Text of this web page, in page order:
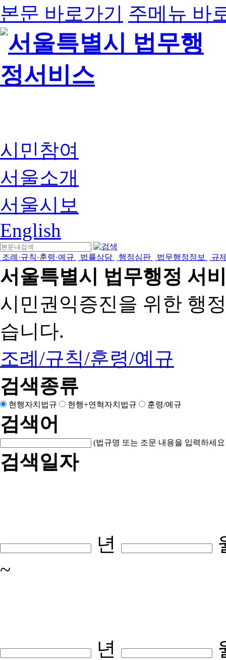
본문 바로가기 주메뉴 바
시민참여
서울소개
서울시보
English
조례·규칙·훈령·예규 법률상담 행정심판 법무행정정보 규
서울특별시 법무행정 서
시민권익증진을 위한 행
습니다.
조례/규칙/훈령/예규
검색종류
현행자치법규 현행+연혁자치법규 훈령/예규
검색어
(법규명 또는 조문 내용을 입력하세
검색일자
년
~
년